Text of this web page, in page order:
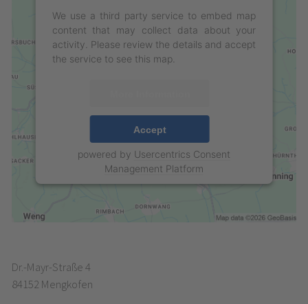
We use a third party service to embed map
content that may collect data about your
activity. Please review the details and accept
the service to see this map.
Accept
powered by Usercentrics Consent
Management Platform
Dr.-Mayr-Straße 4
84152 Mengkofen